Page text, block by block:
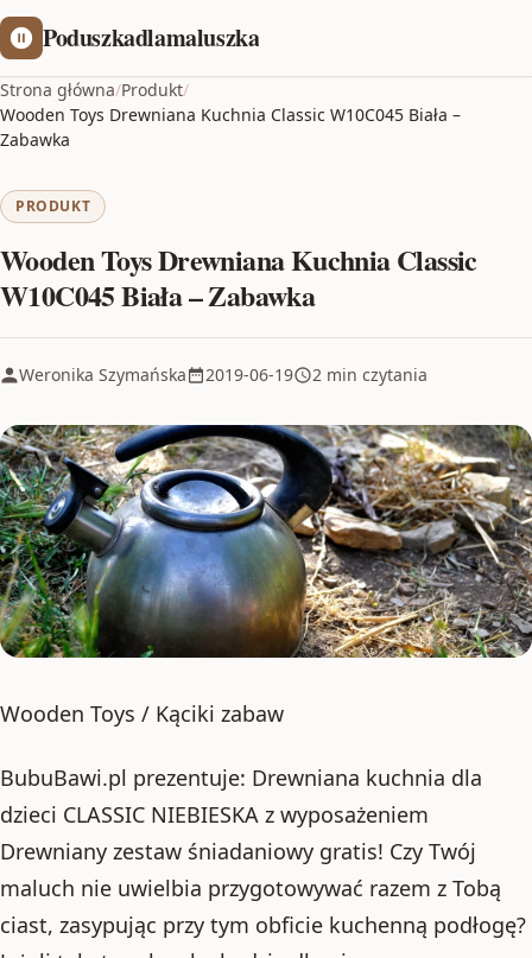
Poduszkadlamaluszka
Strona główna/Produkt/
Wooden Toys Drewniana Kuchnia Classic W10C045 Biała –
Zabawka
PRODUKT
Wooden Toys Drewniana Kuchnia Classic
W10C045 Biała – Zabawka
Weronika Szymańska 2019-06-19 2 min czytania
Wooden Toys / Kąciki zabaw
BubuBawi.pl prezentuje: Drewniana kuchnia dla
dzieci CLASSIC NIEBIESKA z wyposażeniem
Drewniany zestaw śniadaniowy gratis! Czy Twój
maluch nie uwielbia przygotowywać razem z Tobą
ciast, zasypując przy tym obficie kuchenną podłogę?